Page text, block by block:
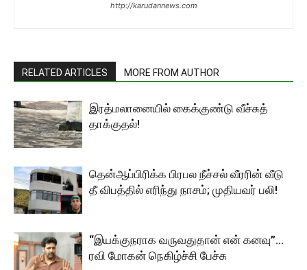
http://karudannews.com
RELATED ARTICLES MORE FROM AUTHOR
இரத்மலானையில் கைக்குண்டு வீச்சுத்
தாக்குதல்!
தென்ஆப்பிரிக்க பிரபல நீச்சல் வீரரின் வீடு
தீ விபத்தில் எரிந்து நாசம்; முதியவர் பலி!
“இயக்குநராக வருவதுதான் என் கனவு”…
ரவி மோகன் நெகிழ்ச்சி பேச்சு